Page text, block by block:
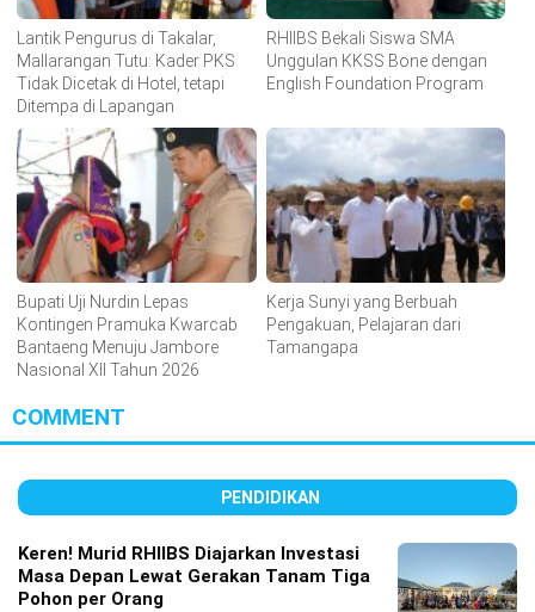
Lantik Pengurus di Takalar,
Mallarangan Tutu: Kader PKS
Tidak Dicetak di Hotel, tetapi
Ditempa di Lapangan
RHIIBS Bekali Siswa SMA
Unggulan KKSS Bone dengan
English Foundation Program
Bupati Uji Nurdin Lepas
Kontingen Pramuka Kwarcab
Bantaeng Menuju Jambore
Nasional XII Tahun 2026
Kerja Sunyi yang Berbuah
Pengakuan, Pelajaran dari
Tamangapa
COMMENT
PENDIDIKAN
Keren! Murid RHIIBS Diajarkan Investasi
Masa Depan Lewat Gerakan Tanam Tiga
Pohon per Orang